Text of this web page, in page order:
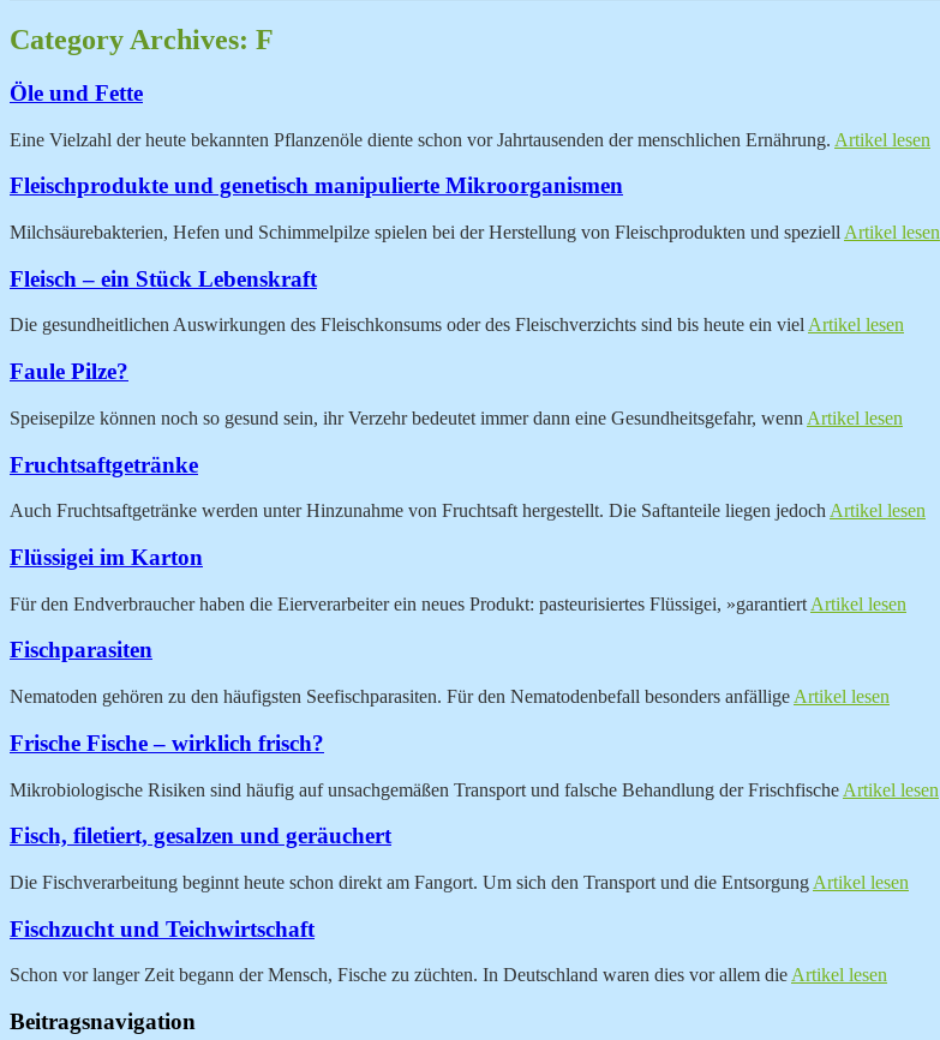
Category Archives: F
Öle und Fette
Eine Vielzahl der heute bekannten Pflanzenöle diente schon vor Jahrtausenden der menschlichen Ernährung. Artikel lesen
Fleischprodukte und genetisch manipulierte Mikroorganismen
Milchsäurebakterien, Hefen und Schimmelpilze spielen bei der Herstellung von Fleischprodukten und speziell Artikel lesen
Fleisch – ein Stück Lebenskraft
Die gesundheitlichen Auswirkungen des Fleischkonsums oder des Fleischverzichts sind bis heute ein vielArtikel lesen
Faule Pilze?
Speisepilze können noch so gesund sein, ihr Verzehr bedeutet immer dann eine Gesundheitsgefahr, wenn Artikel lesen
Fruchtsaftgetränke
Auch Fruchtsaftgetränke werden unter Hinzunahme von Fruchtsaft hergestellt. Die Saftanteile liegen jedoch Artikel lesen
Flüssigei im Karton
Für den Endverbraucher haben die Eierverarbeiter ein neues Produkt: pasteurisiertes Flüssigei, »garantiert Artikel lesen
Fischparasiten
Nematoden gehören zu den häufigsten Seefischparasiten. Für den Nematodenbefall besonders anfällige Artikel lesen
Frische Fische – wirklich frisch?
Mikrobiologische Risiken sind häufig auf unsachgemäßen Transport und falsche Behandlung der Frischfische Artikel lesen
Fisch, filetiert, gesalzen und geräuchert
Die Fischverarbeitung beginnt heute schon direkt am Fangort. Um sich den Transport und die Entsorgung Artikel lesen
Fischzucht und Teichwirtschaft
Schon vor langer Zeit begann der Mensch, Fische zu züchten. In Deutschland waren dies vor allem dieArtikel lesen
Beitragsnavigation